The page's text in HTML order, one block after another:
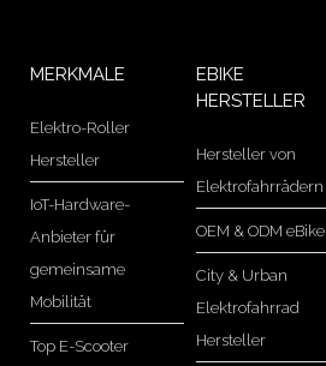
MERKMALE
Elektro-Roller
Hersteller
IoT-Hardware-
Anbieter für
gemeinsame
Mobilität
Top E-Scooter
EBIKE
HERSTELLER
Hersteller von
Elektrofahrrädern
OEM & ODM eBike
City & Urban
Elektrofahrrad
Hersteller